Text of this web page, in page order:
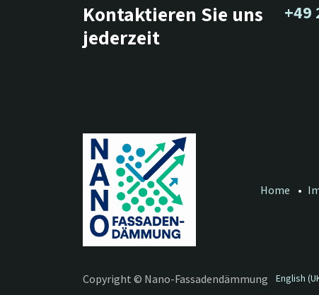
Kontaktieren Sie uns
jederzeit
+49
Home •
Copyright © Nano-Fassadendämmung English